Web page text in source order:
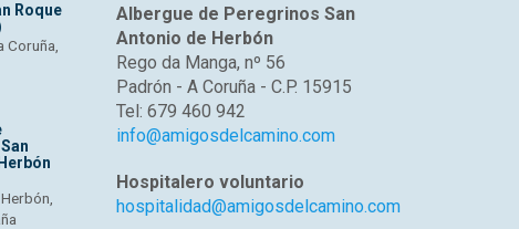
Roque
Coruña,
Albergue de Peregrinos San
Antonio de Herbón
Rego da Manga, nº 56
Padrón - A Coruña - C.P. 15915
Tel: 679 460 942
info@amigosdelcamino.com
Hospitalero voluntario
hospitalidad@amigosdelcamino.com